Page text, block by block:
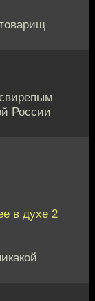
России
в духе 2